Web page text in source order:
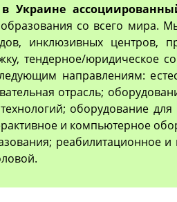
Украине
со всего мира.
инклюзивных центров,
тендерное/юридическое
направлениям:
отрасль;
оборудование
и компьютерное
реабилитационное